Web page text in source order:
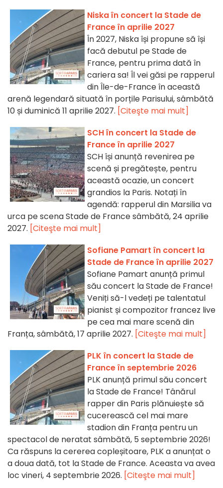
Niska în concert la Stade de
France în aprilie 2027
În 2027, Niska își propune să își
facă debutul pe Stade de
France, pentru prima dată în
cariera sa! Îl vei găsi pe rapperul
din Île-de-France în această
arenă legendară situată în porțile Parisului, sâmbătă
10 și duminică 11 aprilie 2027. [Citeşte mai mult]
SCH în concert la Stade de
France în aprilie 2027
SCH își anunță revenirea pe
scenă și pregătește, pentru
această ocazie, un concert
grandios la Paris. Notați în
agendă: rapperul din Marsilia va
urca pe scena Stade de France sâmbătă, 24 aprilie
2027. [Citeşte mai mult]
Sofiane Pamart în concert la
Stade de France în aprilie 2027
Sofiane Pamart anunță primul
său concert la Stade de France!
Veniți să-l vedeți pe talentatul
pianist și compozitor francez live
pe cea mai mare scenă din
Franța, sâmbătă, 17 aprilie 2027. [Citeşte mai mult]
PLK în concert la Stade de
France în septembrie 2026
PLK anunță primul său concert
la Stade de France! Tânărul
rapper din Paris plănuiește să
cucerească cel mai mare
stadion din Franța pentru un
spectacol de neratat sâmbătă, 5 septembrie 2026!
Ca răspuns la cererea copleșitoare, PLK a anunțat o
a doua dată, tot la Stade de France. Aceasta va avea
loc vineri, 4 septembrie 2026. [Citeşte mai mult]